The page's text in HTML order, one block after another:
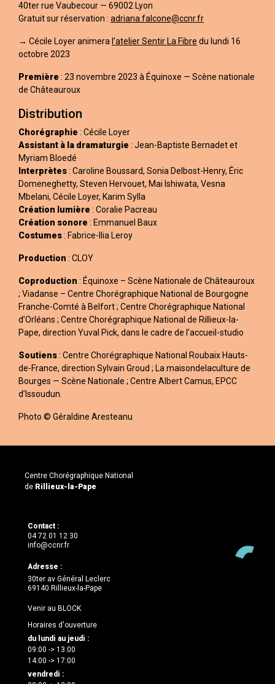
40ter rue Vaubecour — 69002 Lyon
Gratuit sur réservation : adriana.falcone@ccnr.fr
→ Cécile Loyer animera l’atelier Sentir La Fibre du lundi 16
octobre 2023
Première : 23 novembre 2023 à Équinoxe — Scène nationale
de Châteauroux
Distribution
Chorégraphie : Cécile Loyer
Assistant à la dramaturgie : Jean-Baptiste Bernadet et
Myriam Bloedé
Interprètes: Caroline Boussard, Sonia Delbost-Henry, Éric
Domeneghetty, Steven Hervouet, Mai Ishiwata, Vesna
Mbelani, Cécile Loyer, Karim Sylla
Création lumière : Coralie Pacreau
Création sonore : Emmanuel Baux
Costumes: Fabrice-Ilia Leroy
Production : CLOY
Coproduction : Équinoxe – Scène Nationale de Châteauroux
; Viadanse – Centre Chorégraphique National de Bourgogne
Franche-Comté à Belfort ; Centre Chorégraphique National
d’Orléans ; Centre Chorégraphique National de Rillieux-la-
Pape, direction Yuval Pick, dans le cadre de l’accueil-studio
Soutiens: Centre Chorégraphique National Roubaix Hauts-
de-France, direction Sylvain Groud ; La maisondelaculture de
Bourges — Scène Nationale ; Centre Albert Camus, EPCC
d’Issoudun.
Photo © Géraldine Aresteanu
Centre Chorégraphique National
de Rillieux-la-Pape
Contact :
04 72 01 12 30
info@ccnr.fr
Adresse :
30ter av Général Leclerc
69140 Rillieux-la-Pape
Venir au BLOCK
Horaires d'ouverture
du lundi au jeudi :
09:00 -> 13:00
14:00 -> 17:00
vendredi :